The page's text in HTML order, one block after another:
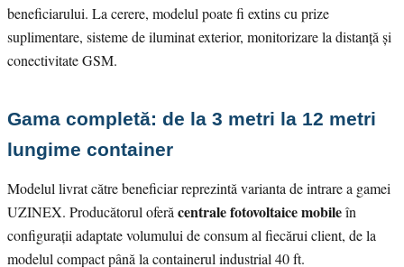
beneficiarului. La cerere, modelul poate fi extins cu prize
suplimentare, sisteme de iluminat exterior, monitorizare la distanță și
conectivitate GSM.
Gama completă: de la 3 metri la 12 metri
lungime container
Modelul livrat către beneficiar reprezintă varianta de intrare a gamei
UZINEX. Producătorul oferă centrale fotovoltaice mobileîn
configurații adaptate volumului de consum al fiecărui client, de la
modelul compact până la containerul industrial 40 ft.